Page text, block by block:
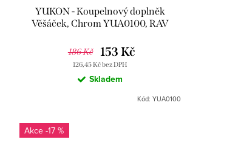
YUKON - Koupelnový doplněk
Věšáček, Chrom YUA0100, RAV
186 Kč
126,45 Kč bez DPH
153 Kč
Skladem
Kód: YUA0100
-17 %